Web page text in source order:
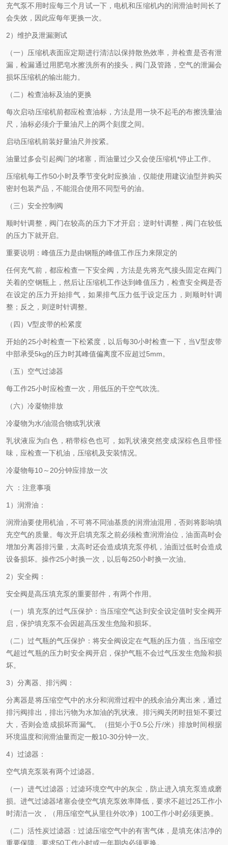
充气泵不用时应每三个月试一下，电机和压缩机内的润滑油时间长了
会失效，因此应每年更换一次。
2）维护及泄漏测试
（一）压缩机表面应定期进行清洁以保持散热效率，并检查是否有泄
漏，检漏通过用肥皂水擦洗所有的接头，阀门及管路，空气的泄漏会
损坏压缩机的输出能力。
（二）检查油标及油的更换
每次启动压缩机前都应检查油标，方法是用一块不起毛的布擦洗量油
尺，油标必须介于量油尺上的两个刻度之间。
启动压缩机前装好量油尺并按紧。
油量过多会引起阀门的堵塞，而油量过少又会使压缩机*停止工作。
压缩机每工作50小时及季节变化时应换油，仅能使用建议油型并购买
密封包装产品，不能混合使用不同型号的油。
（三）安全控制阀
顺时针调整，阀门在较高的压力下才开启；逆时针调整，阀门在较低
的压力下就开启。
重要说明：峰值压力是由钢瓶的峰值工作压力来限定的
任何充气前，都应检查一下安全阀，方法是先将充气接头固定在阀门
关着的空钢瓶上，然后让压缩机工作达到峰值压力，检查安全阀是否
在设定的压力开始排气，如果排气压力低于设定压力，则顺时针调
整；反之，则逆时针调整。
（四）V型皮带的松紧度
开始的25小时检查一下松紧度，以后每30小时检查一下，当V型皮带
中部承受5kg的压力时其峰值偏离度不应超过5mm。
（五）空气过滤器
每工作25小时应检查一次，用低压的干空气吹洗。
（六）冷凝物排放
冷凝物为水/油混合物或乳状液
乳状液应为白色，稍带棕色也可，如乳状液突然变成深棕色且带怪
味，应检查一下机油，压缩机及安装情况。
冷凝物每10～20分钟应排放一次
六 ：注意事项
1）润滑油：
润滑油要使用机油，不可将不同油基质的润滑油混用，否则将影响填
充空气的质量。每次开启填充泵之前必须检查润滑油位，油面高时会
增加分离器排污量，太高时还会造成填充泵停机，油面过低时会造成
设备损坏。操作25小时换一次，以后每250小时换一次油。
2）安全阀：
安全阀是高压填充泵的重要部件，有两个作用。
（一）填充泵的过气压保护：当压缩空气达到安全设定值时安全阀开
启，保护填充泵不会因超高压发生危险和损坏。
（二）过气瓶的气压保护：将安全阀设定在气瓶的压力值，当压缩空
气超过气瓶的压力时安全阀开启，保护气瓶不会过气压发生危险和损
坏。
3）分离器、排污阀：
分离器是将压缩空气中的水分和润滑过程中的残余油分离出来，通过
排污阀排出，排出污物为水加油的乳状液。排污阀关闭时扭矩不要过
大，否则会造成损坏而漏气。（扭矩小于0.5公斤/米）排放时间根据
环境温度和润滑油量而定一般10-30分钟一次。
4）过滤器：
空气填充泵装有两个过滤器。
（一）进气过滤器；过滤环境空气中的灰尘，防止进入填充泵造成磨
损。进气过滤器堵塞会使空气填充泵效率降低，要求不超过25工作小
时清洁一次，（用压缩空气从里往外吹净）100工作小时必须更换。
（二）活性炭过滤器：过滤压缩空气中的有害气体，是填充体洁净的
重要保障。要求50工作小时或一年期内必须更换。